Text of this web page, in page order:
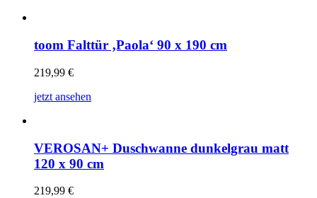
toom Falttür ‚Paola‘ 90 x 190 cm
219,99 €
jetzt ansehen
VEROSAN+ Duschwanne dunkelgrau matt
120 x 90 cm
219,99 €